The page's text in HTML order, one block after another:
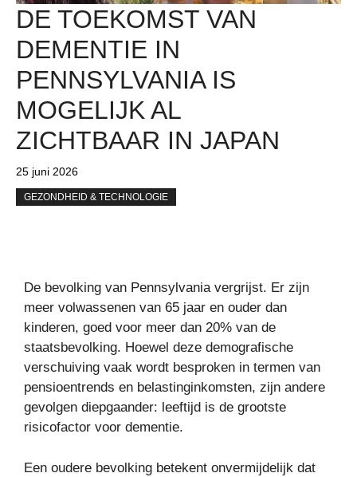
DE TOEKOMST VAN
DEMENTIE IN
PENNSYLVANIA IS
MOGELIJK AL
ZICHTBAAR IN JAPAN
25 juni 2026
GEZONDHEID & TECHNOLOGIE
De bevolking van Pennsylvania vergrijst. Er zijn
meer volwassenen van 65 jaar en ouder dan
kinderen, goed voor meer dan 20% van de
staatsbevolking. Hoewel deze demografische
verschuiving vaak wordt besproken in termen van
pensioentrends en belastinginkomsten, zijn andere
gevolgen diepgaander: leeftijd is de grootste
risicofactor voor dementie.
Een oudere bevolking betekent onvermijdelijk dat